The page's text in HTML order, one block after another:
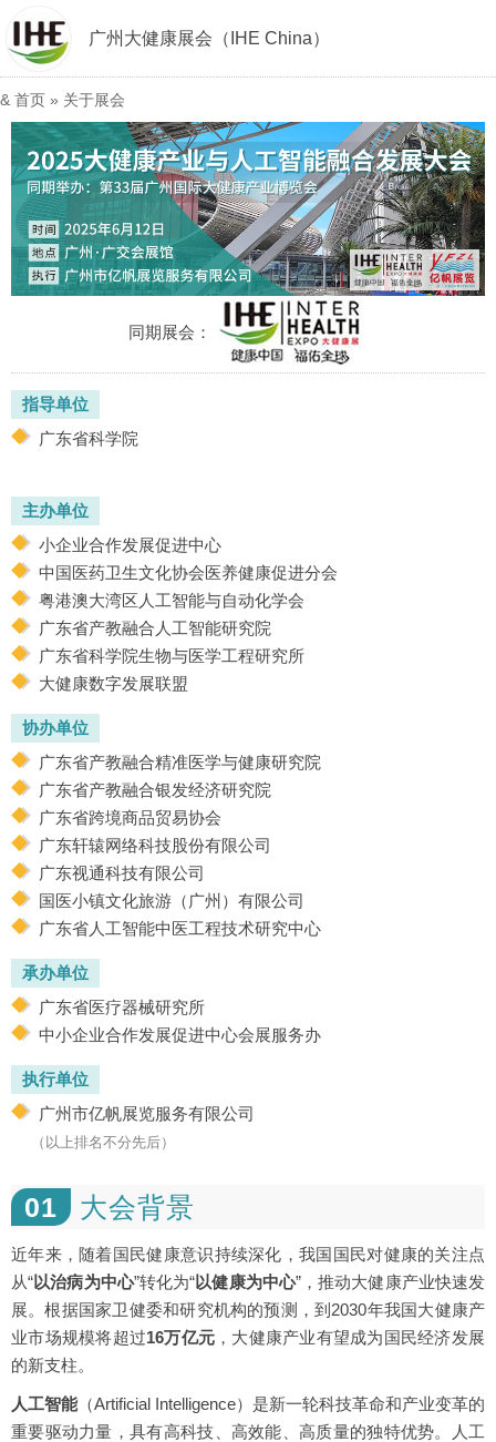
广州大健康展会（IHE China）
& 首页 » 关于展会
同期展会：
指导单位
广东省科学院
主办单位
小企业合作发展促进中心
中国医药卫生文化协会医养健康促进分会
粤港澳大湾区人工智能与自动化学会
广东省产教融合人工智能研究院
广东省科学院生物与医学工程研究所
大健康数字发展联盟
协办单位
广东省产教融合精准医学与健康研究院
广东省产教融合银发经济研究院
广东省跨境商品贸易协会
广东轩辕网络科技股份有限公司
广东视通科技有限公司
国医小镇文化旅游（广州）有限公司
广东省人工智能中医工程技术研究中心
承办单位
广东省医疗器械研究所
中小企业合作发展促进中心会展服务办
执行单位
广州市亿帆展览服务有限公司
（以上排名不分先后）
01 大会背景
近年来，随着国民健康意识持续深化，我国国民对健康的关注点
从“以治病为中心”转化为“以健康为中心”，推动大健康产业快速发
展。根据国家卫健委和研究机构的预测，到2030年我国大健康产
业市场规模将超过16万亿元 ，大健康产业有望成为国民经济发展
的新支柱。
人工智能（Artificial Intelligence）是新一轮科技革命和产业变革的
重要驱动力量，具有高科技、高效能、高质量的独特优势。人工